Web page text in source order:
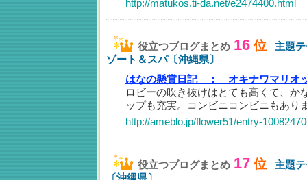
http://matukos.ti-da.net/e2474400.html
役立つブログまとめ 16 位
主題
ゾート＆スパ〔沖縄県〕
はなの懸賞日記 ：
オキナワマリオ
ロビーの吹き抜けはとても高くて、か
ップも充実。コンビニコンビニもあり
http://ameblo.jp/flower51/entry-
役立つブログまとめ 17 位
主題
〔沖縄県〕